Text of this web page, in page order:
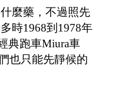
麼藥，不過照先
時1968到1978年
典跑車Miura車
也只能先靜候的